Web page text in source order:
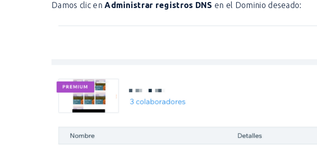
Damos clic enAdministrar registros DNS en el Dominio deseado: